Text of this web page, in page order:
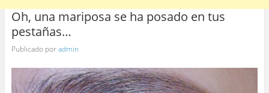
Oh, una mariposa se ha posado en tus
pestañas…
Publicado poradmin